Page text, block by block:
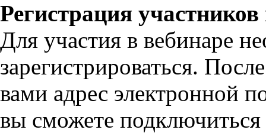
Регистрация
Для участия в вебинаре
зарегистрироваться.
вами адрес электронной
вы сможете